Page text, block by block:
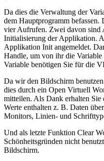
Da dies die Verwaltung der
dem Hauptprogramm
vier Aufrufen. Zwei davon sind
Initialisierung der Applikation.
Applikation Init angemeldet.
Handle, um von ihr die
Variable benötigen Sie für die
Da wir den Bildschirm
dies durch ein Open Virtuell
mitteilen. Als Dank erhalten Sie
Werte enthalten z. B. Daten
Monitors, Linien- und
Und als letzte Funktion Clear
Schönheitsgründen nicht
Bildschirm.